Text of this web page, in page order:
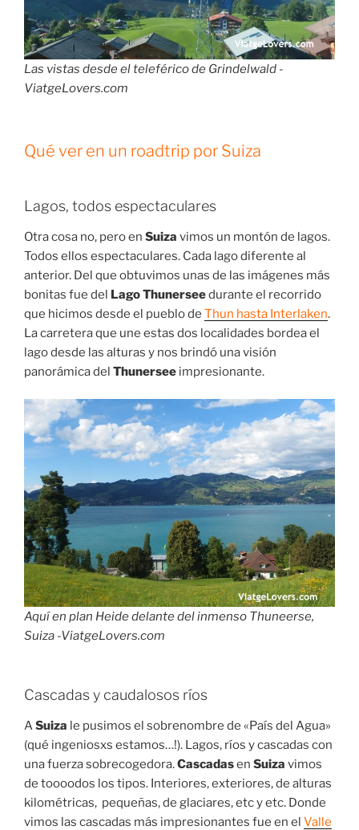
Las vistas desde el teleférico de Grindelwald -
ViatgeLovers.com
Qué ver en un roadtrip por Suiza
Lagos, todos espectaculares
Otra cosa no, pero en Suiza vimos un montón de lagos.
Todos ellos espectaculares. Cada lago diferente al
anterior. Del que obtuvimos unas de las imágenes más
bonitas fue del Lago Thunerseedurante el recorrido
que hicimos desde el pueblo de Thun hasta Interlaken.
La carretera que une estas dos localidades bordea el
lago desde las alturas y nos brindó una visión
panorámica del Thunersee impresionante.
Aquí en plan Heide delante del inmenso Thuneerse,
Suiza -ViatgeLovers.com
Cascadas y caudalosos ríos
ASuiza le pusimos el sobrenombre de «País del Agua»
(qué ingeniosxs estamos…!). Lagos, ríos y cascadas con
una fuerza sobrecogedora.Cascadasen Suiza vimos
de toooodos los tipos. Interiores, exteriores, de alturas
kilométricas, pequeñas, de glaciares, etc y etc. Donde
vimos las cascadas más impresionantes fue en el Valle